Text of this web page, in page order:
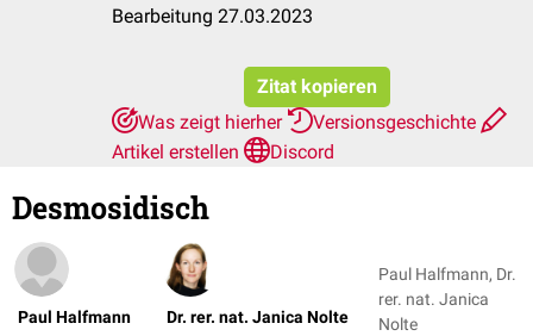
Bearbeitung 27.03.2023
Zitat kopieren
Was zeigt hierher
Versionsgeschichte
Artikel erstellen
Discord
Desmosidisch
Paul Halfmann Dr. rer. nat. Janica Nolte
Paul Halfmann, Dr.
rer. nat. Janica
Nolte